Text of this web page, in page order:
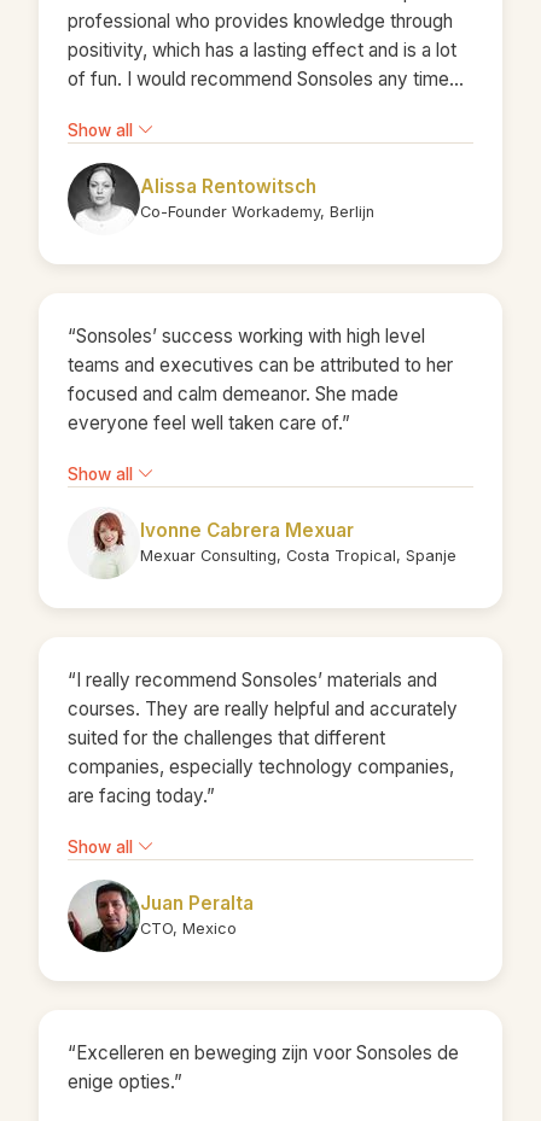
professional who provides knowledge through
positivity, which has a lasting effect and is a lot
of fun. I would recommend Sonsoles any time
looking forward to it!”
Show all
Alissa Rentowitsch
Co-Founder Workademy, Berlijn
“Sonsoles’ success working with high level
teams and executives can be attributed to her
focused and calm demeanor. She made
everyone feel well taken care of.”
Show all
Ivonne Cabrera Mexuar
Mexuar Consulting, Costa Tropical, Spanje
“I really recommend Sonsoles’ materials and
courses. They are really helpful and accurately
suited for the challenges that different
companies, especially technology companies,
are facing today.”
Show all
Juan Peralta
CTO, Mexico
“Excelleren en beweging zijn voor Sonsoles de
enige opties.”